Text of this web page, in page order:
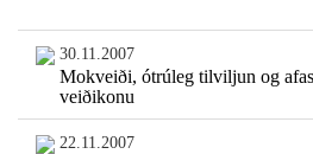
30.11.2007
Mokveiði, ótrúleg tilviljun og
veiðikonu
22.11.2007